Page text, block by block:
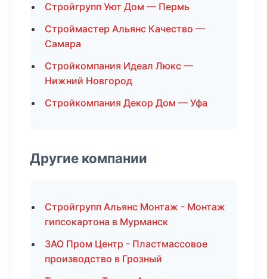
Стройгрупп Уют Дом — Пермь
Строймастер Альянс Качество —
Самара
Стройкомпания Идеал Люкс —
Нижний Новгород
Стройкомпания Декор Дом — Уфа
Другие компании
Стройгрупп Альянс Монтаж - Монтаж
гипсокартона в Мурманск
ЗАО Пром Центр - Пластмассовое
производство в Грозный